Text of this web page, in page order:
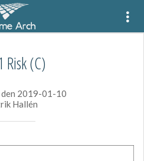
Risk (C)
den 2019-01-10
Hallén